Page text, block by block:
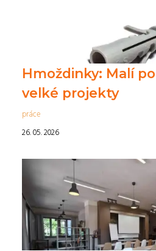
Hmoždinky: Malí
velké projekty
práce
26. 05. 2026